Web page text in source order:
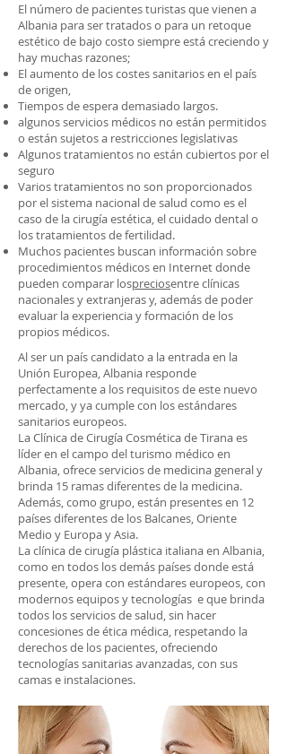
El número de pacientes turistas que vienen a
Albania para ser tratados o para un retoque
estético de bajo costo siempre está creciendo y
hay muchas razones;
El aumento de los costes sanitarios en el país
de origen,
Tiempos de espera demasiado largos.
algunos servicios médicos no están permitidos
o están sujetos a restricciones legislativas
Algunos tratamientos no están cubiertos por el
seguro
Varios tratamientos no son proporcionados
por el sistema nacional de salud como es el
caso de la cirugía estética, el cuidado dental o
los tratamientos de fertilidad.
Muchos pacientes buscan información sobre
procedimientos médicos en Internet donde
pueden comparar lospreciosentre clínicas
nacionales y extranjeras y, además de poder
evaluar la experiencia y formación de los
propios médicos.
Al ser un país candidato a la entrada en la
Unión Europea, Albania responde
perfectamente a los requisitos de este nuevo
mercado, y ya cumple con los estándares
sanitarios europeos.
La Clínica de Cirugía Cosmética de Tirana es
líder en el campo del turismo médico en
Albania, ofrece servicios de medicina general y
brinda 15 ramas diferentes de la medicina.
Además, como grupo, están presentes en 12
países diferentes de los Balcanes, Oriente
Medio y Europa y Asia.
La clínica de cirugía plástica italiana en Albania,
como en todos los demás países donde está
presente, opera con estándares europeos, con
modernos equipos y tecnologías e que brinda
todos los servicios de salud, sin hacer
concesiones de ética médica, respetando la
derechos de los pacientes, ofreciendo
tecnologías sanitarias avanzadas, con sus
camas e instalaciones.